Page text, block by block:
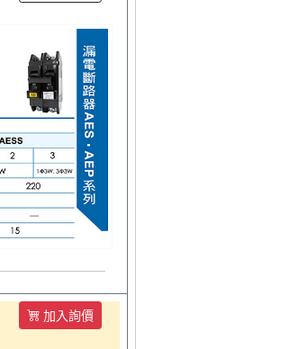
加入詢價